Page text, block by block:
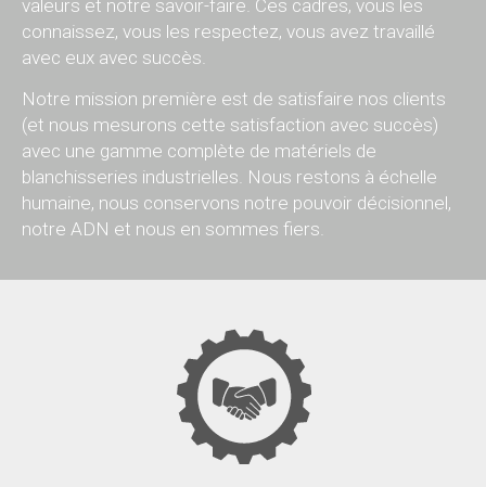
valeurs et notre savoir-faire. Ces cadres, vous les
connaissez, vous les respectez, vous avez travaillé
avec eux avec succès.
Notre mission première est de satisfaire nos clients
(et nous mesurons cette satisfaction avec succès)
avec une gamme complète de matériels de
blanchisseries industrielles. Nous restons à échelle
humaine, nous conservons notre pouvoir décisionnel,
notre ADN et nous en sommes fiers.